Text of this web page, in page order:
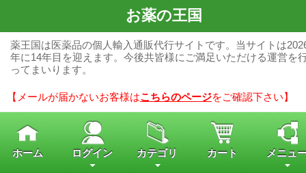
お薬の王国
薬王国は医薬品の個人輸入通販代行サイトです。当サイトは
年に14年目を迎えます。今後共皆様にご満足いただける運営を
ってまいります。
【メールが届かないお客様はこちらのページをご確認下さい】
ホーム ログイン カテゴリ カート メニュ